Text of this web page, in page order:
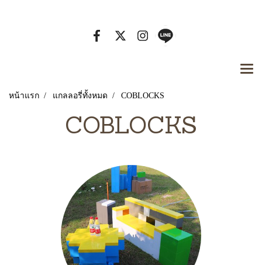
หน้าแรก แกลลอรี่ทั้งหมด COBLOCKS
COBLOCKS